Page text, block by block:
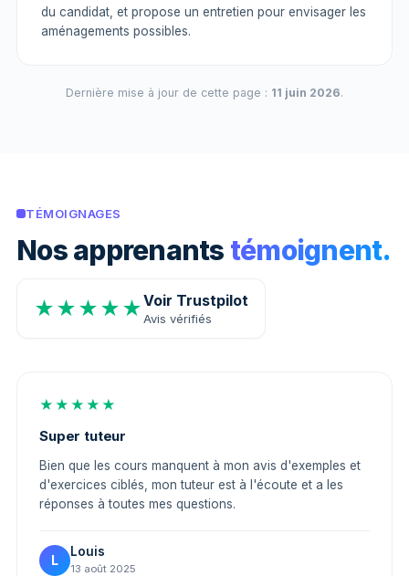
du candidat, et propose un entretien pour envisager les
aménagements possibles.
Dernière mise à jour de cette page : 11 juin 2026.
TÉMOIGNAGES
Nos apprenants témoignent.
★★★★★Voir Trustpilot
Avis vérifiés
★★★★★
Super tuteur
Bien que les cours manquent à mon avis d'exemples et
d'exercices ciblés, mon tuteur est à l'écoute et a les
réponses à toutes mes questions.
L
Louis
13 août 2025